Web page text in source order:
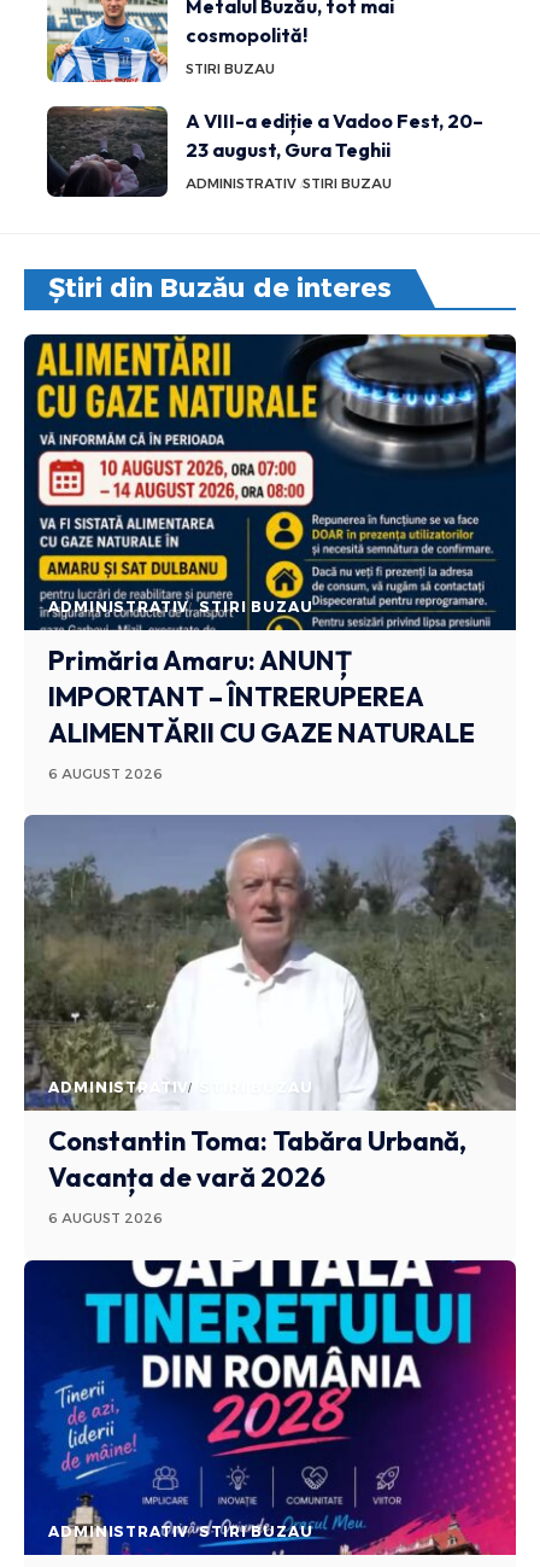
Metalul Buzău, tot mai
cosmopolită!
STIRI BUZAU
A VIII-a ediție a Vadoo Fest, 20–
23 august, Gura Teghii
ADMINISTRATIV STIRI BUZAU
Știri din Buzău de interes
ADMINISTRATIV STIRI BUZAU
Primăria Amaru: ANUNȚ
IMPORTANT – ÎNTRERUPEREA
ALIMENTĂRII CU GAZE NATURALE
6 AUGUST 2026
ADMINISTRATIV STIRI BUZAU
Constantin Toma: Tabăra Urbană,
Vacanța de vară 2026
6 AUGUST 2026
ADMINISTRATIV STIRI BUZAU